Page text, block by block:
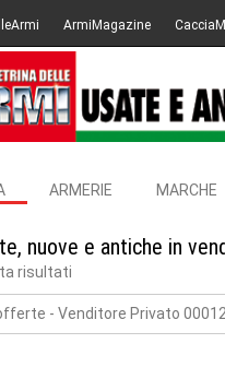
ArmiMagazine
ARMERIE MARCHE
nuove e antiche in
risultati
- Venditore Privato